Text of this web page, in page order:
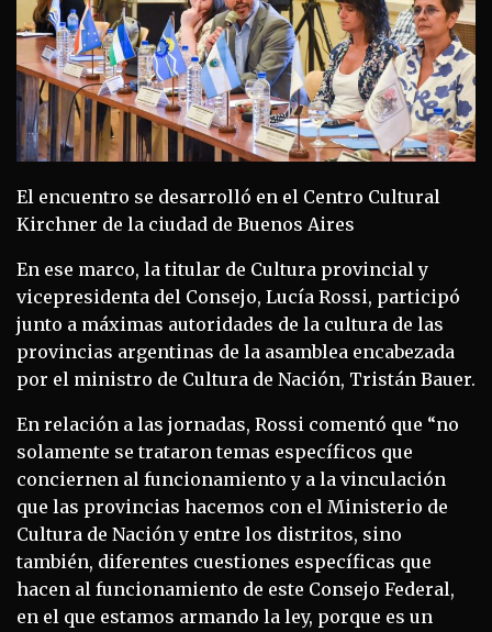
El encuentro se desarrolló en el Centro Cultural
Kirchner de la ciudad de Buenos Aires
En ese marco, la titular de Cultura provincial y
vicepresidenta del Consejo, Lucía Rossi, participó
junto a máximas autoridades de la cultura de las
provincias argentinas de la asamblea encabezada
por el ministro de Cultura de Nación, Tristán Bauer.
En relación a las jornadas, Rossi comentó que “no
solamente se trataron temas específicos que
conciernen al funcionamiento y a la vinculación
que las provincias hacemos con el Ministerio de
Cultura de Nación y entre los distritos, sino
también, diferentes cuestiones específicas que
hacen al funcionamiento de este Consejo Federal,
en el que estamos armando la ley, porque es un